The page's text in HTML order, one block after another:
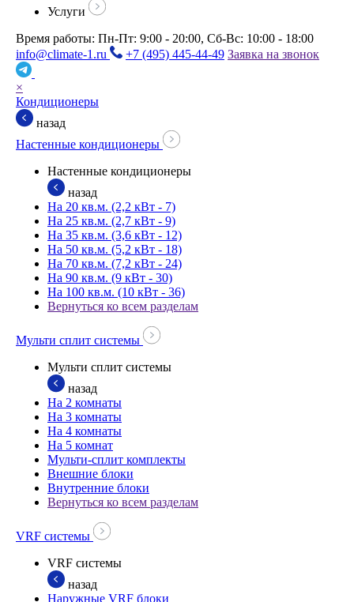
Услуги
Время работы: Пн-Пт: 9:00 - 20:00, Сб-Вс: 10:00 - 18:00
info@climate-1.ru
+7 (495) 445-44-49 Заявка на звонок
×
Кондиционеры
назад
Настенные кондиционеры
Настенные кондиционеры
назад
На 20 кв.м. (2,2 кВт - 7)
На 25 кв.м. (2,7 кВт - 9)
На 35 кв.м. (3,6 кВт - 12)
На 50 кв.м. (5,2 кВт - 18)
На 70 кв.м. (7,2 кВт - 24)
На 90 кв.м. (9 кВт - 30)
На 100 кв.м. (10 кВт - 36)
Вернуться ко всем разделам
Мульти сплит системы
Мульти сплит системы
назад
На 2 комнаты
На 3 комнаты
На 4 комнаты
На 5 комнат
Мульти-сплит комплекты
Внешние блоки
Внутренние блоки
Вернуться ко всем разделам
VRF системы
VRF системы
назад
Наружные VRF блоки